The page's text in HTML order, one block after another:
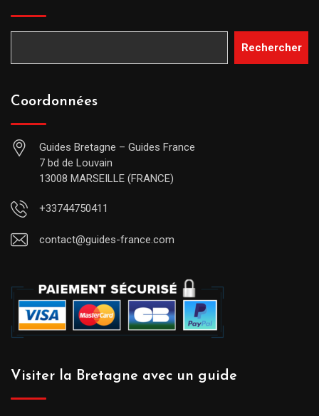
Rechercher
Coordonnées
Guides Bretagne – Guides France
7 bd de Louvain
13008 MARSEILLE (FRANCE)
+33744750411
contact@guides-france.com
Visiter la Bretagne avec un guide